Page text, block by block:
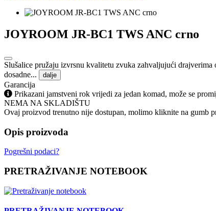
JOYROOM JR-BC1 TWS ANC crno
Slušalice pružaju izvrsnu kvalitetu zvuka zahvaljujući
dosadne...
dalje
Garancija
Prikazani jamstveni rok vrijedi za jedan komad, može se
NEMA NA SKLADIŠTU
Ovaj proizvod trenutno nije dostupan, molimo kliknite na gumb
Opis proizvoda
Pogrešni podaci?
PRETRAŽIVANJE NOTEBOOK